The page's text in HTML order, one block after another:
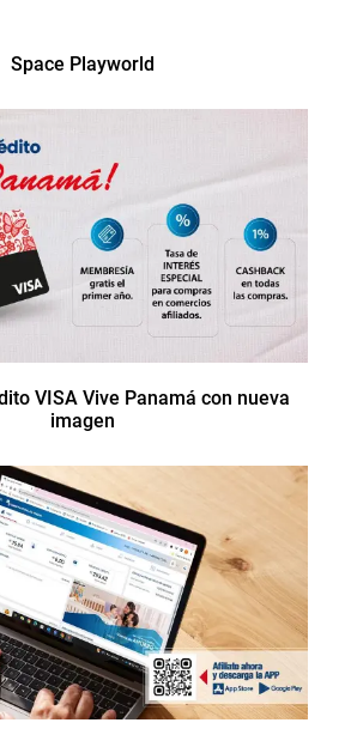
Space Playworld
VISA Vive Panamá con nueva
imagen